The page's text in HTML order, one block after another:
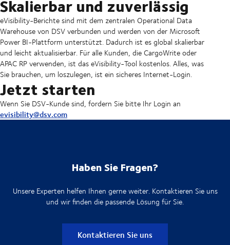
Skalierbar und zuverlässig
eVisibility-Berichte sind mit dem zentralen Operational Data
Warehouse von DSV verbunden und werden von der Microsoft
Power BI-Plattform unterstützt. Dadurch ist es global skalierbar
und leicht aktualisierbar. Für alle Kunden, die CargoWrite oder
APAC RP verwenden, ist das eVisibility-Tool kostenlos. Alles, was
Sie brauchen, um loszulegen, ist ein sicheres Internet-Login.
Jetzt starten
Wenn Sie DSV-Kunde sind, fordern Sie bitte Ihr Login an
evisibility@dsv.com
Haben Sie Fragen?
Unsere Experten helfen Ihnen gerne weiter. Kontaktieren Sie uns
und wir finden die passende Lösung für Sie.
Kontaktieren Sie uns